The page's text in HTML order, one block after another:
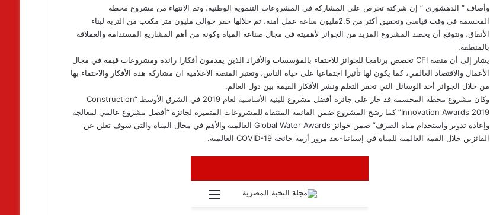
وأضاف ” الدهشوري ” إن شركته تحرص على المشاركة في المشروعات التنموية الوطنية، وتم الانتهاء من مشروع محطة
المحسمة في وقت قياسي وتحقيق أكثر من 2.5مليون ساعة عمل آمنة، تم خلالها حفر حوالي مليون متر مكعب من التربة لبناء
الأنفاق، ونتوقع أن يحصد المشروع المزيد من الجوائز لأهميته في مجال صناعة المياه وكونه من أهم المشاريع المستدامة والعملاقة
بالمنطقة.
يشار إلى أن منصة CFI تخصص برنامجا للجوائز للاحتفاء بالمؤسسات والأفراد الذين يقدمون أفكارا رائدة ومشروعات قيمة في مجال
الأعمال والاقتصاد العالمي، كما يكون لها تأثيرا اجتماعيا على حياة الناس، وتعتبر المنصة الاعلامية ان مشاركة هذه الأفكار والاحتفاء بها
من خلال الجوائز أحد الوسائل التي تحفز التعلم ونشر الأفكار القيمة بين دول العالم.
وكان مشروع محطة المحسمة قد حاز على جائزة أفضل مشروع للبنية الأساسية لعام 2019 في الشرق الأوسط “Construction
Innovation Awards 2019” كما رشح المشروع ضمن القائمة المنتقاة للمشروعات المتميزة لجائزة “أفضل مشروع عالمي لمعالجة
وإعادة تدوير واستخدام مياه الصرف” ضمن جوائز Global Water Awards العالمية والأهم في مجال المياه والتي سوف تعلن عن
الفائزين خلال القمة العالمية للمياه في إسبانيا-بعد مرور أزمة جائحة COVID-19 العالمية.